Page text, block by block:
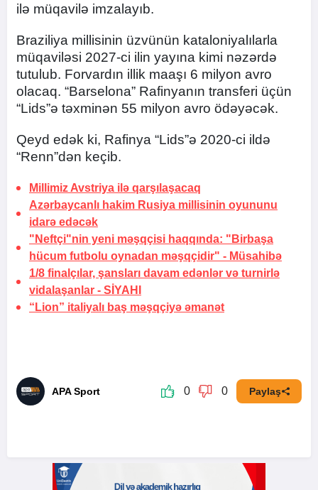
ilə müqavilə imzalayıb.
Braziliya millisinin üzvünün kataloniyalılarla
müqaviləsi 2027-ci ilin yayına kimi nəzərdə
tutulub. Forvardın illik maaşı 6 milyon avro
olacaq. “Barselona” Rafinyanın transferi üçün
“Lids”ə təxminən 55 milyon avro ödəyəcək.
Qeyd edək ki, Rafinya “Lids”ə 2020-ci ildə
“Renn”dən keçib.
Millimiz Avstriya ilə qarşılaşacaq
Azərbaycanlı hakim Rusiya millisinin oyununu
idarə edəcək
"Neftçi"nin yeni məşqçisi haqqında: "Birbaşa
hücum futbolu oynadan məşqçidir" - Müsahibə
1/8 finalçılar, şansları davam edənlər və turnirlə
vidalaşanlar - SİYAHI
“Lion” italiyalı baş məşqçiyə əmanət
APA Sport 0 0 Paylaş